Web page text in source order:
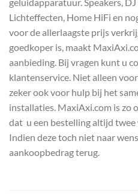
geluidapparatuur. Speakers,
Lichteffecten, Home HiFi en
voor de allerlaagste prijs
goedkoper is, maakt
aanbieding. Bij vragen kunt u
klantenservice. Niet alleen
zeker ook voor hulp bij het
installaties. MaxiAxi.com is zo
dat u een bestelling altijd
Indien deze toch niet naar
aankoopbedrag terug.